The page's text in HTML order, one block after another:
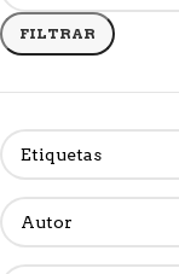
FILTRAR